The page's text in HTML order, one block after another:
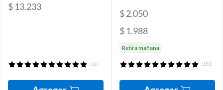
$ 13.233
(11)
$ 2.050
$ 1.988
Retira mañana
(153)